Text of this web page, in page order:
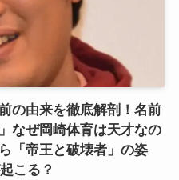
の由来を徹底解剖！名前
なぜ岡崎体育は天才なの
「帝王と破壊者」の姿
こる？